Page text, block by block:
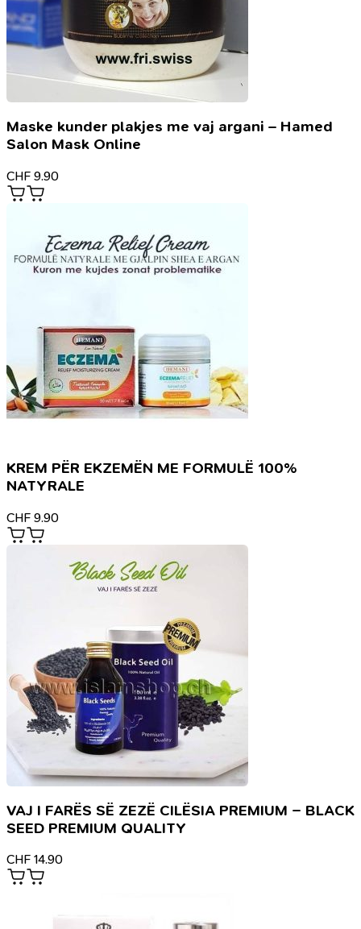
Maske kunder plakjes me vaj argani – Hamed
Salon Mask Online
CHF 9.90
KREM PËR EKZEMËN ME FORMULË 100%
NATYRALE
CHF 9.90
VAJ I FARËS SË ZEZË CILËSIA PREMIUM – BLACK
SEED PREMIUM QUALITY
CHF 14.90